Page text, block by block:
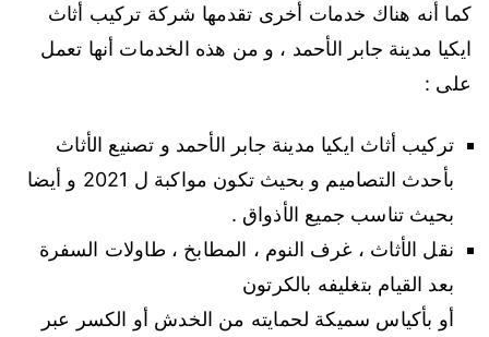
كما أنه هناك خدمات أخرى تقدمها شركة تركيب أثاث
ايكيا مدينة جابر الأحمد ، و من هذه الخدمات أنها تعمل
على :
تركيب أثاث ايكيا مدينة جابر الأحمد و تصنيع الأثاث
بأحدث التصاميم و بحيث تكون مواكبة ل 2021 و أيضا
بحيث تناسب جميع الأذواق .
نقل الأثاث ، غرف النوم ، المطابخ ، طاولات السفرة
بعد القيام بتغليفه بالكرتون
أو بأكياس سميكة لحمايته من الخدش أو الكسر عبر